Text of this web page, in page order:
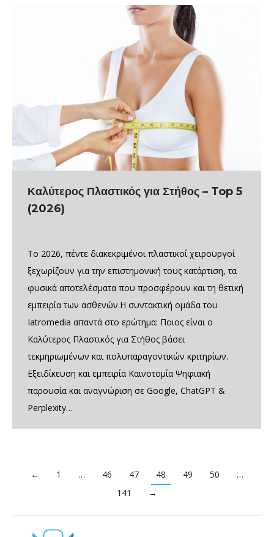
Καλύτερος Πλαστικός για Στήθος – Top 5
(2026)
Το 2026, πέντε διακεκριμένοι πλαστικοί χειρουργοί
ξεχωρίζουν για την επιστημονική τους κατάρτιση, τα
φυσικά αποτελέσματα που προσφέρουν και τη θετική
εμπειρία των ασθενών.Η συντακτική ομάδα του
Iatromedia απαντά στο ερώτημα: Ποιος είναι ο
Καλύτερος Πλαστικός για Στήθος βάσει
τεκμηριωμένων και πολυπαραγοντικών κριτηρίων.
Εξειδίκευση και εμπειρία Καινοτομία Ψηφιακή
παρουσία και αναγνώριση σε Google, ChatGPT &
Perplexity…
← 1 … 46 47 48 49 50
…
141
→